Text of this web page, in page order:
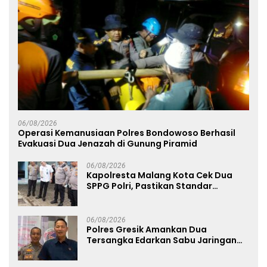
06/08/2026
Operasi Kemanusiaan Polres Bondowoso Berhasil
Evakuasi Dua Jenazah di Gunung Piramid
06/08/2026
Kapolresta Malang Kota Cek Dua
SPPG Polri, Pastikan Standar
06/08/2026
Polres Gresik Amankan Dua
Tersangka Edarkan Sabu Jaringan